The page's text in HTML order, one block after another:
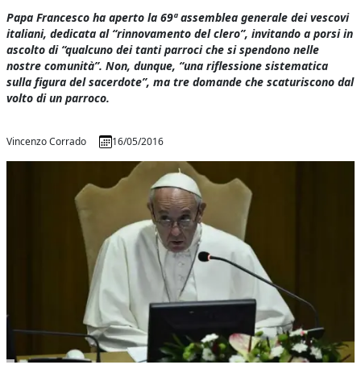
Papa Francesco ha aperto la 69ª assemblea generale dei vescovi
italiani, dedicata al “rinnovamento del clero”, invitando a porsi in
ascolto di “qualcuno dei tanti parroci che si spendono nelle
nostre comunità”. Non, dunque, “una riflessione sistematica
sulla figura del sacerdote”, ma tre domande che scaturiscono dal
volto di un parroco.
Vincenzo Corrado 16/05/2016